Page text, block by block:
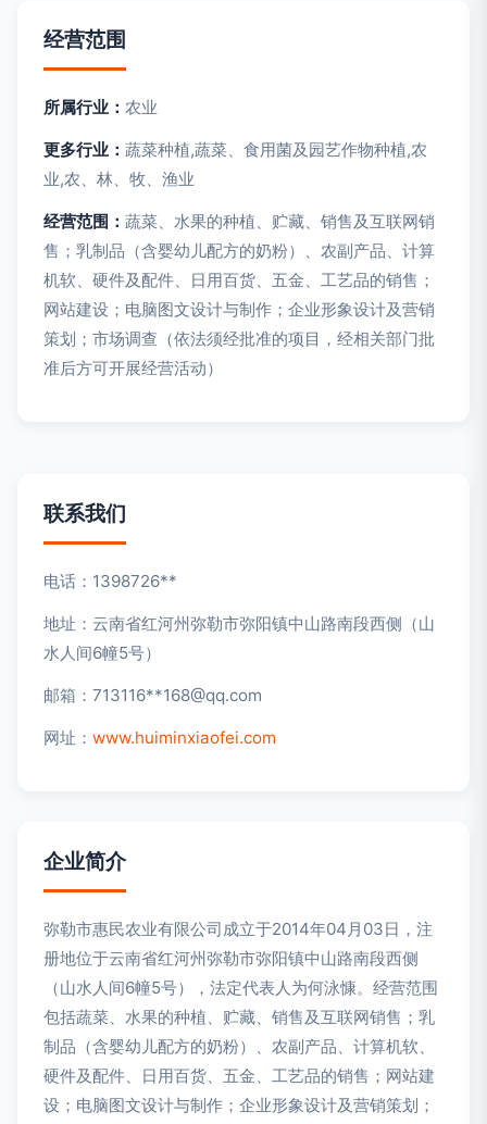
经营范围
所属行业： 农业
更多行业： 蔬菜种植,蔬菜、食用菌及园艺作物种植,农
业,农、林、牧、渔业
经营范围： 蔬菜、水果的种植、贮藏、销售及互联网销
售；乳制品（含婴幼儿配方的奶粉）、农副产品、计算
机软、硬件及配件、日用百货、五金、工艺品的销售；
网站建设；电脑图文设计与制作；企业形象设计及营销
策划；市场调查（依法须经批准的项目，经相关部门批
准后方可开展经营活动）
联系我们
电话：1398726**
地址：云南省红河州弥勒市弥阳镇中山路南段西侧（山
水人间6幢5号）
邮箱：713116**168@qq.com
网址： www.huiminxiaofei.com
企业简介
弥勒市惠民农业有限公司成立于2014年04月03日，注
册地位于云南省红河州弥勒市弥阳镇中山路南段西侧
（山水人间6幢5号），法定代表人为何泳慷。经营范围
包括蔬菜、水果的种植、贮藏、销售及互联网销售；乳
制品（含婴幼儿配方的奶粉）、农副产品、计算机软、
硬件及配件、日用百货、五金、工艺品的销售；网站建
设；电脑图文设计与制作；企业形象设计及营销策划；